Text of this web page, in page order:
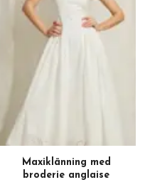
Maxiklänning med
broderie anglaise